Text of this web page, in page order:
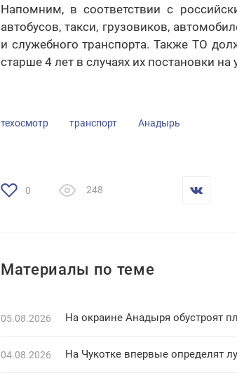
Напомним, в соответствии с
автобусов, такси, грузовиков,
и служебного транспорта. Также ТО
старше 4 лет в случаях их постановки
техосмотр транспорт Анадырь
0 248
Материалы по теме
05.08.2026 На окраине Анадыря обустроят
04.08.2026 На Чукотке впервые определят